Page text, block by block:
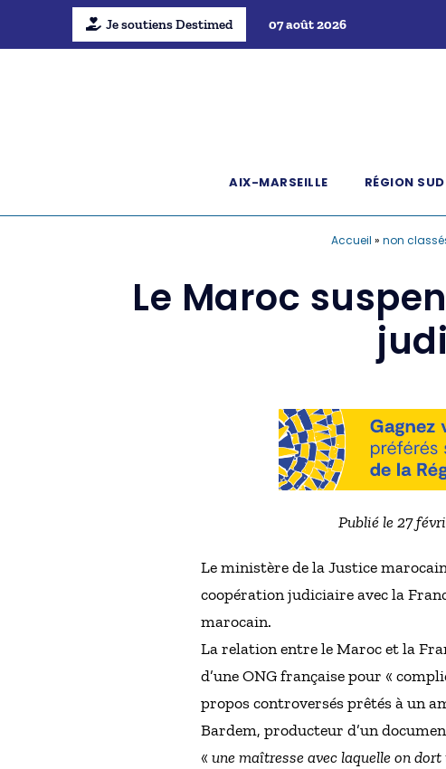
Je soutiens Destimed 07 août 2026
AIX-MARSEILLE RÉGION SUD
Accueil » non
Le Maroc
Publié le 27
Le ministère de la Justice
coopération judiciaire avec la
marocain.
La relation entre le Maroc et la
d’une ONG française pour «
propos controversés prêtés à un
Bardem, producteur d’un
« une maîtresse avec laquelle on